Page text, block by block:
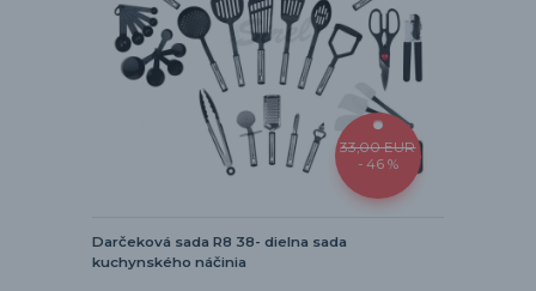
33,00 EUR
- 46 %
Darčeková sada R8 38- dielna sada
kuchynského náčinia